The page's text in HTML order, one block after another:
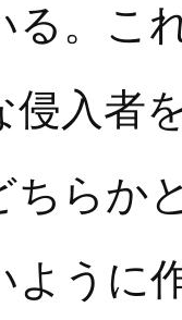
る。こ
侵入者
らか
ように